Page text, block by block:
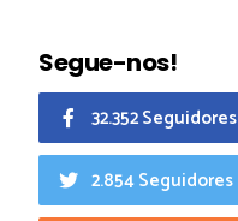
Segue-nos!
32.352 Seguidores
2.854 Seguidores